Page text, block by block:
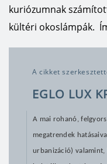
kuriózumnak
kültéri okoslámpák.
A cikket
EGLO LUX
A mai rohanó,
megatrendek
urbanizáció) valamint,